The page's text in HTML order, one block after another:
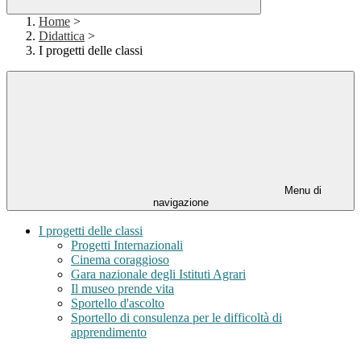
Home >
Didattica >
I progetti delle classi
Menu di
navigazione
I progetti delle classi
Progetti Internazionali
Cinema coraggioso
Gara nazionale degli Istituti Agrari
Il museo prende vita
Sportello d'ascolto
Sportello di consulenza per le difficoltà di
apprendimento